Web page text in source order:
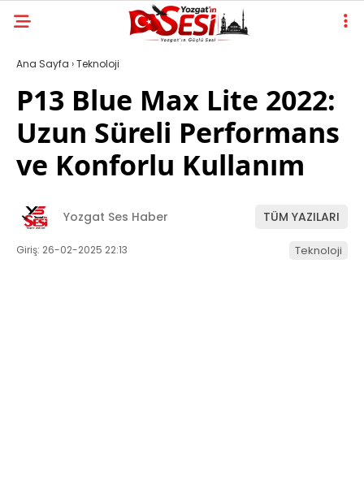
Ana Sayfa ›Teknoloji
P13 Blue Max Lite 2022:
Uzun Süreli Performans
ve Konforlu Kullanım
Yozgat Ses Haber TÜM YAZILARI
Giriş: 26-02-2025 22:13 Teknoloji